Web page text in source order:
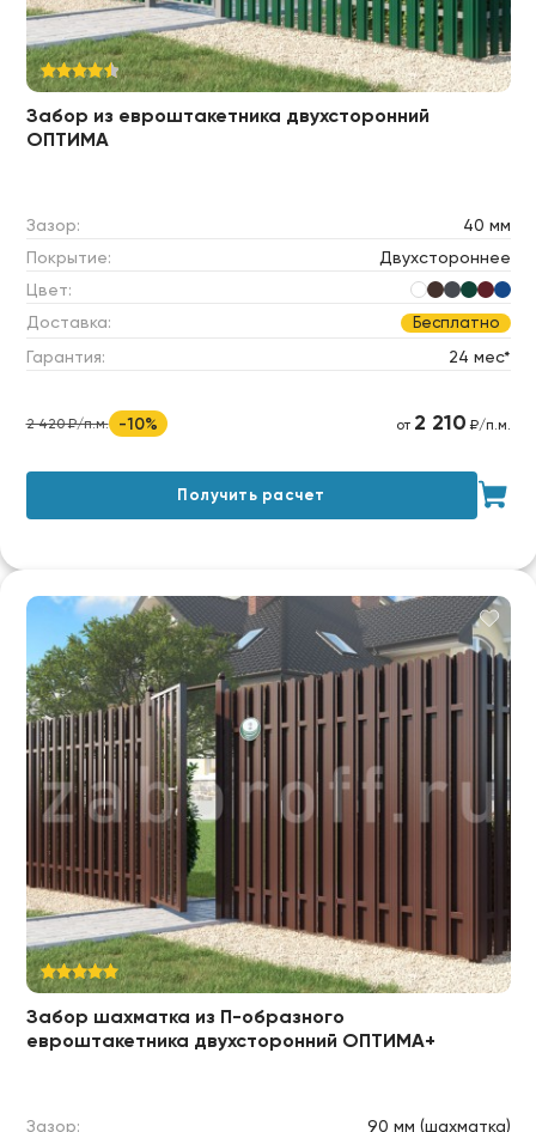
Забор из евроштакетника двухсторонний
ОПТИМА
Зазор:
40 мм
Покрытие:
Двухстороннее
Цвет:
Доставка:
Бесплатно
Гарантия: 24 мес*
2 420 ₽/п.м. -10% от 2 210 ₽/п.м.
Получить расчет
Забор шахматка из П-образного
евроштакетника двухсторонний ОПТИМА+
Зазор: 90 мм (шахматка)